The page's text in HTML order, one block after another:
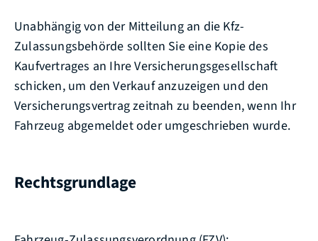
Unabhängig von der Mitteilung an die Kfz-
Zulassungsbehörde sollten Sie eine Kopie des
Kaufvertrages an Ihre Versicherungsgesellschaft
schicken, um den Verkauf anzuzeigen und den
Versicherungsvertragzeitnah zu beenden, wenn Ihr
Fahrzeug abgemeldet oder umgeschrieben wurde.
Rechtsgrundlage